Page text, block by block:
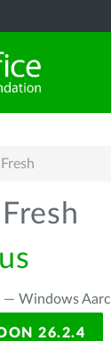
— Windows
26.2.4